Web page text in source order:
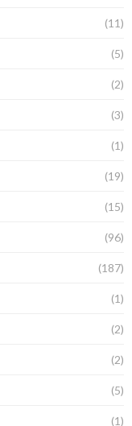
(11)
(5)
(2)
(3)
(1)
(19)
(15)
(96)
(187)
(1)
(2)
(2)
(5)
(1)